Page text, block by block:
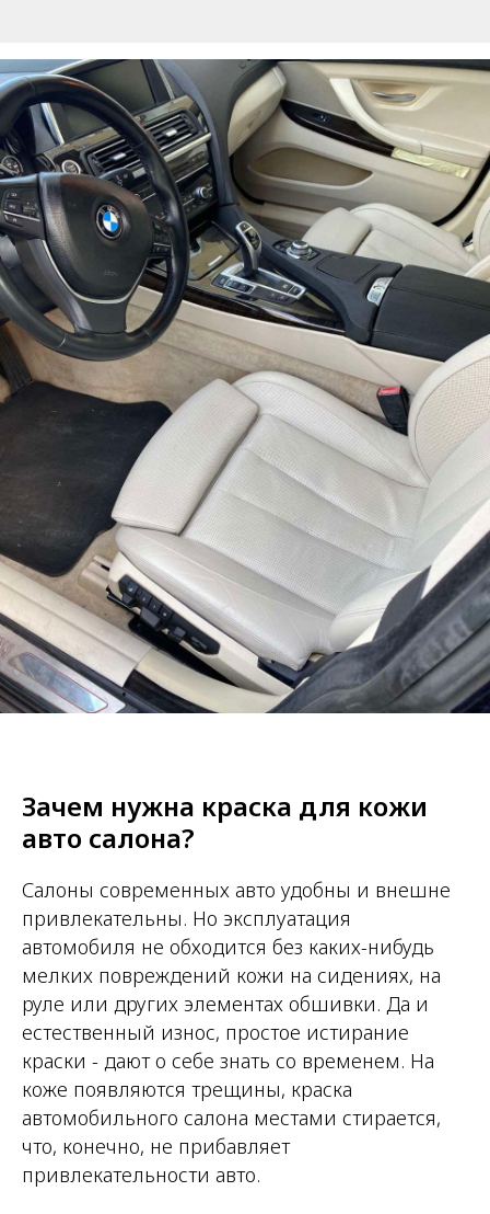
Зачем нужна краска для кожи
авто салона?
Салоны современных авто удобны и внешне
привлекательны. Но эксплуатация
автомобиля не обходится без каких-нибудь
мелких повреждений кожи на сидениях, на
руле или других элементах обшивки. Да и
естественный износ, простое истирание
краски - дают о себе знать со временем. На
коже появляются трещины, краска
автомобильного салона местами стирается,
что, конечно, не прибавляет
привлекательности авто.